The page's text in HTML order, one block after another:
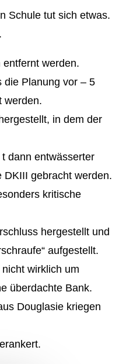
Schule tut sich etwas.
entfernt werden.
die Planung vor – 5
werden.
in dem der
dann entwässerter
DKIII gebracht werden.
kritische
hergestellt und
aufgestellt.
wirklich um
überdachte Bank.
Douglasie kriegen